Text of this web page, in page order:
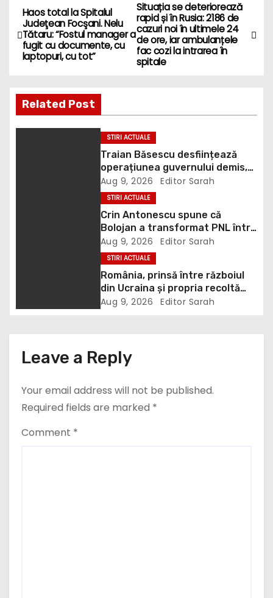
P
o
s
t
n
n
Situația se deteriorează
rapid și în Rusia: 2186 de
cazuri noi în ultimele 24
de ore, iar ambulanțele
fac cozi la intrarea în
spitale
Haos total la Spitalul
Judeţean Focşani. Nelu
Tătaru: “Fostul manager a
fugit cu documente, cu
laptopuri, cu tot”
Related Post
STIRI ACTUALE
Traian Băsescu desființează
operațiunea guvernului demis,
Bolojan, de scufundare a
barjelor în Dunăre: „Este o
improvizație”
Aug 9, 2026 Editor Sarah
STIRI ACTUALE
Crin Antonescu spune că
Bolojan a transformat PNL într-
un satelit USR, asemănător
fostului club de fotbal Dinamo
Victoria, care a aparținut Miliției
Aug 9, 2026 Editor Sarah
STIRI ACTUALE
România, prinsă între războiul
din Ucraina și propria recoltă
record: Rusia lovește porturile
Aug 9, 2026 Editor Sarah
Leave a Reply
Your email address will not be published.
Required fields are marked *
Comment *